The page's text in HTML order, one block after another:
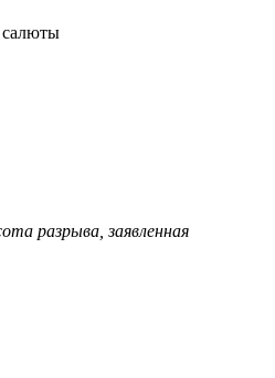
разрыва, заявленная